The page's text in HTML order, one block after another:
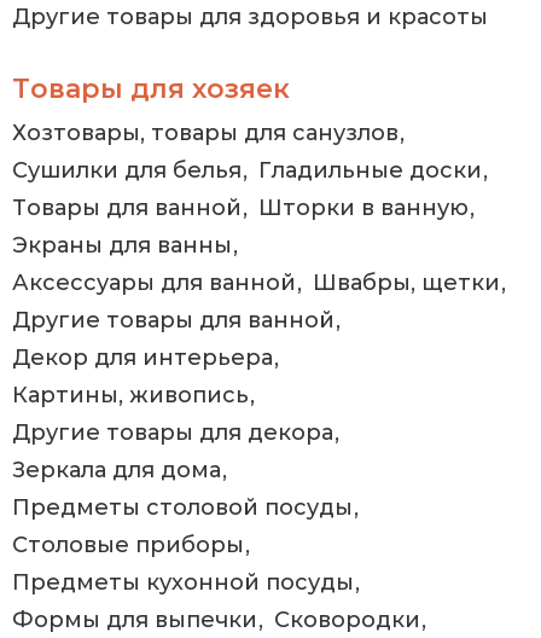
Другие товары для здоровья и красоты
Товары для хозяек
Хозтовары, товары для санузлов
Сушилки для белья
Гладильные доски
Товары для ванной
Шторки в ванную
Экраны для ванны
Аксессуары для ванной
Швабры, щетки
Другие товары для ванной
Декор для интерьера
Картины, живопись
Другие товары для декора
Зеркала для дома
Предметы столовой посуды
Столовые приборы
Предметы кухонной посуды
Формы для выпечки
Сковородки